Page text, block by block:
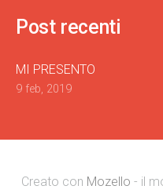
Post recenti
MI PRESENTO
9 feb, 2019
Creato con Mozello - il